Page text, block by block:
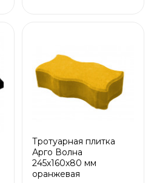
Тротуарная плитка
Арго Волна
245x160x80 мм
оранжевая